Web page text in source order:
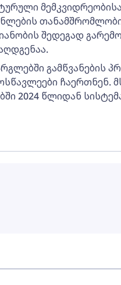
შედეგად
გამწვანების
ჩაერთნენ.
2024 წლიდან